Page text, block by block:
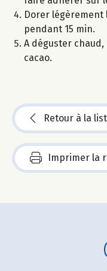
Dorer légèrement
pendant 15 min.
A déguster
cacao.
Retour à la
Imprimer la